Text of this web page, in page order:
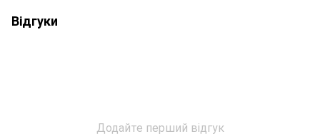
Відгуки
Додайте перший відгук